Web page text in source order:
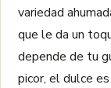
variedad
que le da un
depende de tu
picor, el dulce